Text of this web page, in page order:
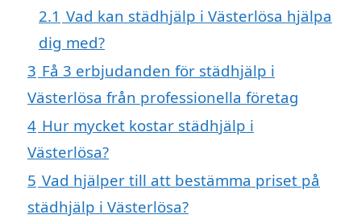
2.1 Vad kan städhjälp i Västerlösa hjälpa
dig med?
3 Få 3 erbjudanden för städhjälp i
Västerlösa från professionella företag
4 Hur mycket kostar städhjälp i
Västerlösa?
5 Vad hjälper till att bestämma priset på
städhjälp i Västerlösa?